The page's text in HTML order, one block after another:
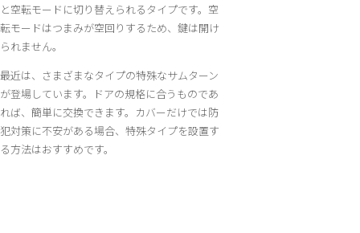
と空転モードに切り替えられるタイプです。空
転モードはつまみが空回りするため、鍵は開け
られません。
最近は、さまざまなタイプの特殊なサムターン
が登場しています。ドアの規格に合うものであ
れば、簡単に交換できます。カバーだけでは防
犯対策に不安がある場合、特殊タイプを設置す
る方法はおすすめです。